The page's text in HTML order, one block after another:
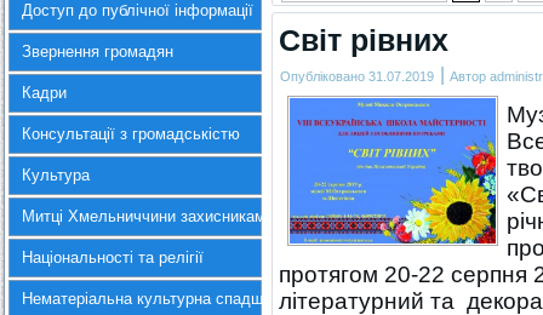
Доступ до публічної інформації
Звернення громадян
Кадри
Консультації з громадськістю
Культура
Митці Хмельниччини захисникам України
Національності та релігії
Нематеріальна культурна спадщина
Світ рівних
Опубліковано 31.07.2019 | Автор
протягом 20-22 серпня
літературний та